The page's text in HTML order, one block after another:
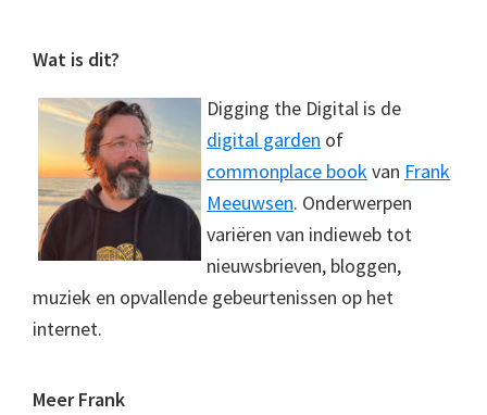
Footer
Wat is dit?
Digging the Digital is de
digital garden of
commonplace bookvan Frank
Meeuwsen. Onderwerpen
variëren van indieweb tot
nieuwsbrieven, bloggen,
muziek en opvallende gebeurtenissen op het
internet.
Meer Frank